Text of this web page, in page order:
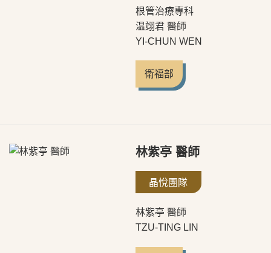
根管治療專科
温翊君 醫師
YI-CHUN WEN
衛福部
林紫亭 醫師
晶悅團隊
林紫亭 醫師
TZU-TING LIN